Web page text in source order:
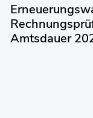
Amtsdauer